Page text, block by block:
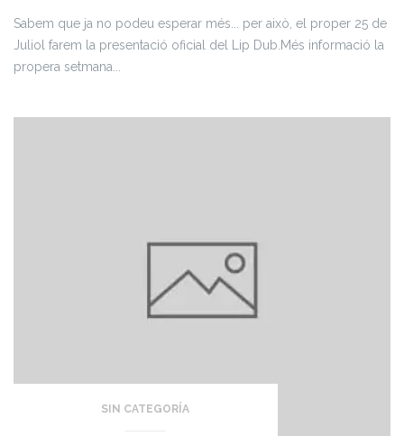
Sabem que ja no podeu esperar més... per això, el proper 25 de
Juliol farem la presentació oficial del Lip Dub. Més informació la
propera setmana...
SIN CATEGORÍA